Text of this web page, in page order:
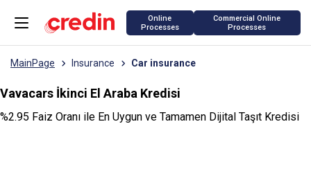
Online
Processes
Commercial Online
Processes
MainPage Insurance Car insurance
Vavacars İkinci El Araba Kredisi
%2.95 Faiz Oranı ile En Uygun ve Tamamen Dijital Taşıt Kredisi